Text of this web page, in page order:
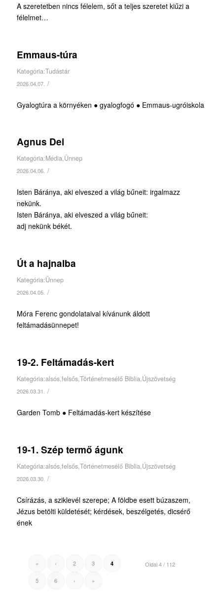
A szeretetben nincs félelem, sőt a teljes szeretet kiűzi a
félelmet…
Emmaus-túra
Kategória:Tudástár
2026.04.07. /
Gyalogtúra a környéken ● gyalogfogó ● Emmaus-ugróiskola
Agnus Dei
Kategória:Média,Ünnep
2026.04.06. /
Isten Báránya, aki elveszed a világ bűneit: irgalmazz
nekünk.
Isten Báránya, aki elveszed a világ bűneit:
adj nekünk békét.
Út a hajnalba
Kategória:Ünnep
2026.04.05. /
Móra Ferenc gondolataival kívánunk áldott
feltámadásünnepet!
19-2. Feltámadás-kert
Kategória:alsós,felsős,Történetmesélő Biblia,Újszövetség
2026.03.31. /
Garden Tomb ● Feltámadás-kert készítése
19-1. Szép termő águnk
Kategória:alsós,felsős,Történetmesélő Biblia,Újszövetség
2026.03.30. /
Csírázás, a sziklevél szerepe; A földbe esett búzaszem,
Jézus betölti küldetését; kérdések, beszélgetés, dicsérő
ének
Oldal 4 / 112
« ‹ 2 3 4
5 6 › »